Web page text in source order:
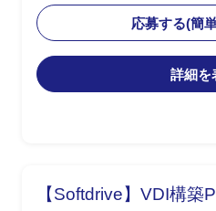
・コンタク
案から実装
・顧客への
よび案件獲
理を行いな
応募する(簡
詳細を
【Softdrive】VDI構築